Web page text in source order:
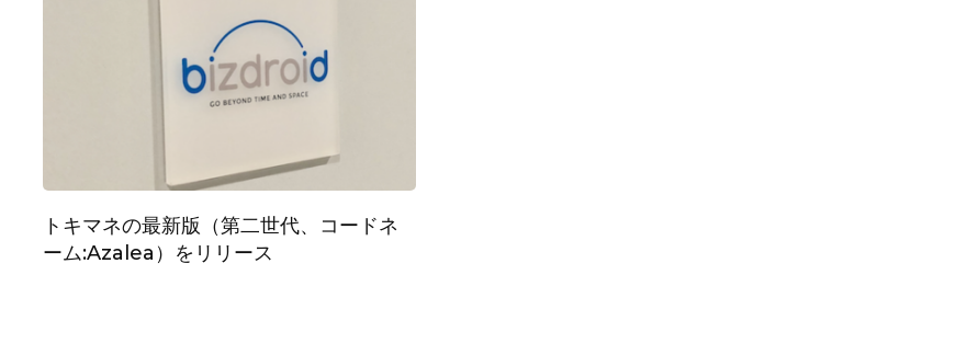
トキマネの最新版（第二世代、コードネ
ーム:Azalea）をリリース